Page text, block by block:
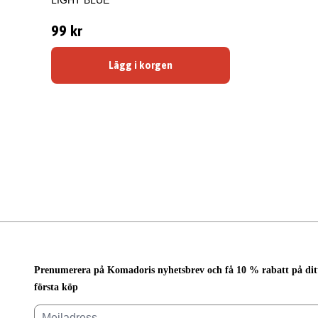
99 kr
Lägg i korgen
Prenumerera på Komadoris nyhetsbrev och få 10 % rabatt på
första köp